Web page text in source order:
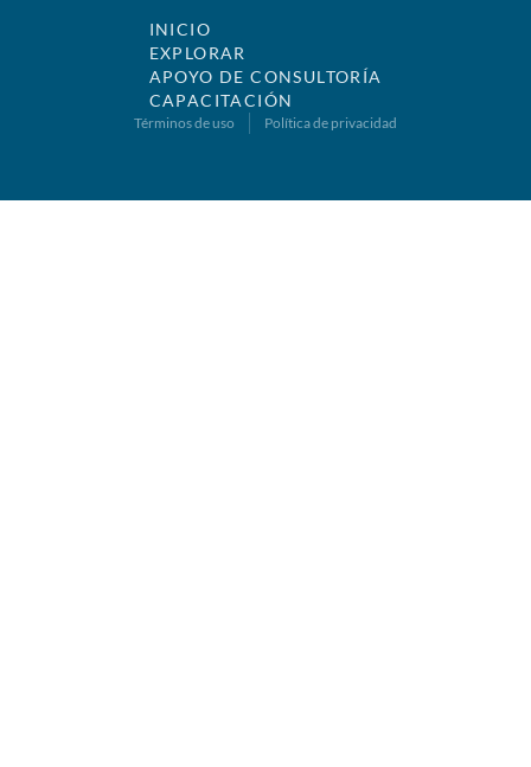
INICIO
EXPLORAR
APOYO DE CONSULTORÍA
CAPACITACIÓN
Términos de uso Política de privacidad